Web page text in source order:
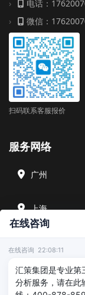
电话：
微信：
扫码联系客服报价
服务网络
广州
上海
北京
在线咨询
在线咨询 22:08:11
汇策集团是专业第
分析服务，请在此